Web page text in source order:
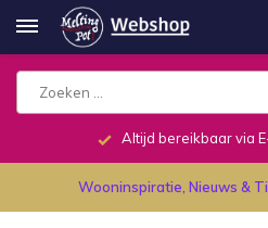
Altijd bereikbaar via
Wooninspiratie, Nieuws &